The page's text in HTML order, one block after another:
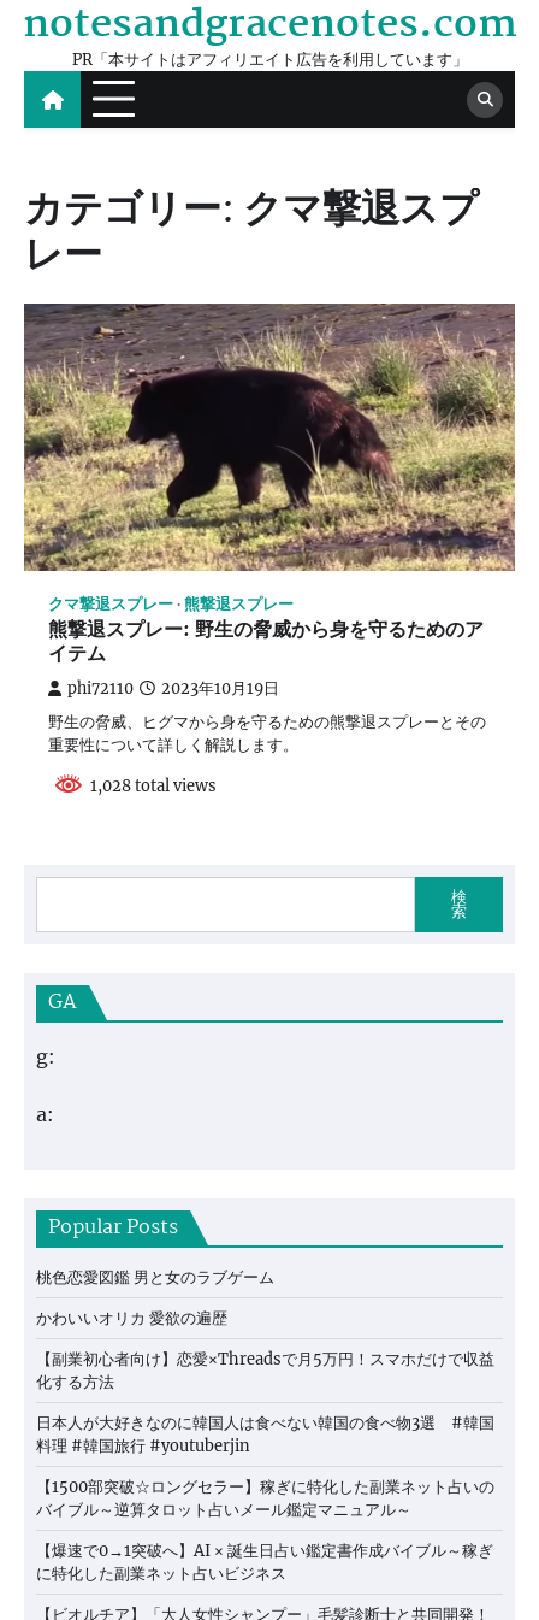
Skip
content
notesandgracenotes.com
PR「本サイトはアフィリエイト広告を利用しています」
カテゴリー: クマ撃退スプ
レー
クマ撃退スプレー 熊撃退スプレー
熊撃退スプレー: 野生の脅威から身を守るためのア
イテム
phi72110 2023年10月19日
野生の脅威、ヒグマから身を守るための熊撃退スプレーとその
重要性について詳しく解説します。
1,028 total views
検
索
GA
g:
a:
Popular Posts
桃色恋愛図鑑 男と女のラブゲーム
かわいいオリカ 愛欲の遍歴
【副業初心者向け】恋愛×Threadsで月5万円！スマホだけで収益
化する方法
日本人が大好きなのに韓国人は食べない韓国の食べ物3選 #韓国
料理 #韓国旅行 #youtuberjin
【1500部突破☆ロングセラー】稼ぎに特化した副業ネット占いの
バイブル～逆算タロット占いメール鑑定マニュアル～
【爆速で0→1突破へ】AI × 誕生日占い鑑定書作成バイブル～稼ぎ
に特化した副業ネット占いビジネス
【ビオルチア】「大人女性シャンプー」毛髪診断士と共同開発！